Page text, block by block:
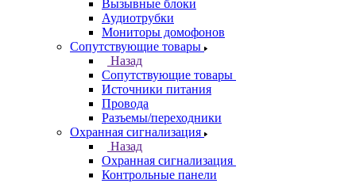
Вызывные блоки
Аудиотрубки
Мониторы домофонов
Сопутствующие товары
Назад
Сопутствующие товары
Источники питания
Провода
Разъемы/переходники
Охранная сигнализация
Назад
Охранная сигнализация
Контрольные панели